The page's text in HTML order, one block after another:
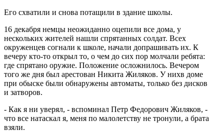
Его схватили и снова потащили в здание школы.
16 декабря немцы неожиданно оцепили все дома, у
нескольких жителей нашли спрятанных солдат. Всех
окруженцев согнали к школе, начали допрашивать их. К
вечеру кто-то открыл то, о чем до сих пор молчали ребята:
где спрятано оружие. Положение осложнилось. Вечером
того же дня был арестован Никита Жиляков. У нихв доме
при обыске были обнаружены автоматы, только без дисков
и затворов.
- Как я ни уверял, - вспоминал Петр Федорович Жиляков, -
что все натаскал я, меня по малолетству не тронули, а брата
взяли.